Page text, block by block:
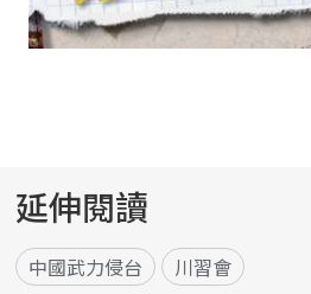
延伸閱讀
中國武力侵台 川習會